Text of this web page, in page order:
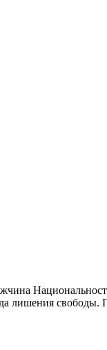
свободы.